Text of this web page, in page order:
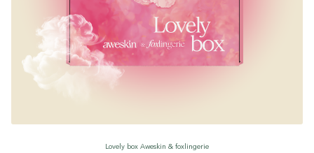
Lovely box Aweskin & foxlingerie